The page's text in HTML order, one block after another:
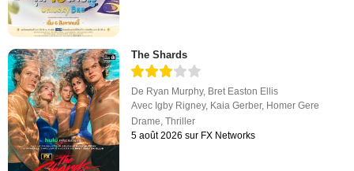
The Shards
De Ryan Murphy, Bret Easton Ellis
Avec Igby Rigney, Kaia Gerber, Homer Gere
Drame,Thriller
5 août 2026 sur FX Networks